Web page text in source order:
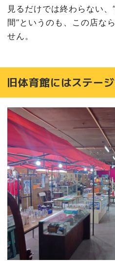
見るだけでは終わらない
間”というのも、この店な
せん。
旧体育館にはステー